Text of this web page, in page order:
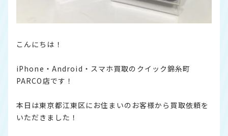
こんにちは！
iPhone・Android・スマホ買取のクイック錦糸町
PARCO店です！
本日は東京都江東区にお住まいのお客様から買取依頼を
いただきました！